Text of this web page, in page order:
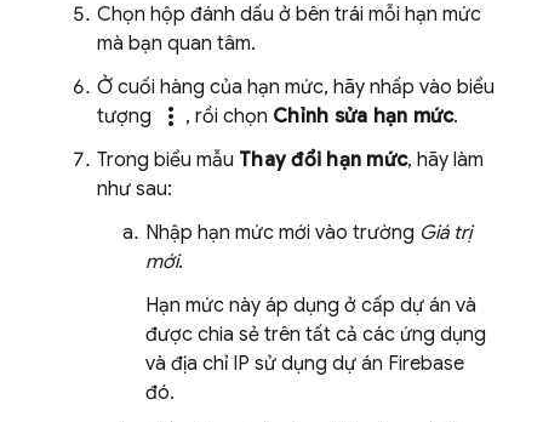
Chọn hộp đánh dấu ở bên trái mỗi hạn mức
mà bạn quan tâm.
Ở cuối hàng của hạn mức, hãy nhấp vào biểu
tượng
more_vert , rồi chọn Chỉnh sửa hạn mức.
Trong biểu mẫu Thay đổi hạn mức, hãy làm
như sau:
Nhập hạn mức mới vào trường Giá trị
mới.
Hạn mức này áp dụng ở cấp dự án và
được chia sẻ trên tất cả các ứng dụng
và địa chỉ IP sử dụng dự án Firebase
đó.